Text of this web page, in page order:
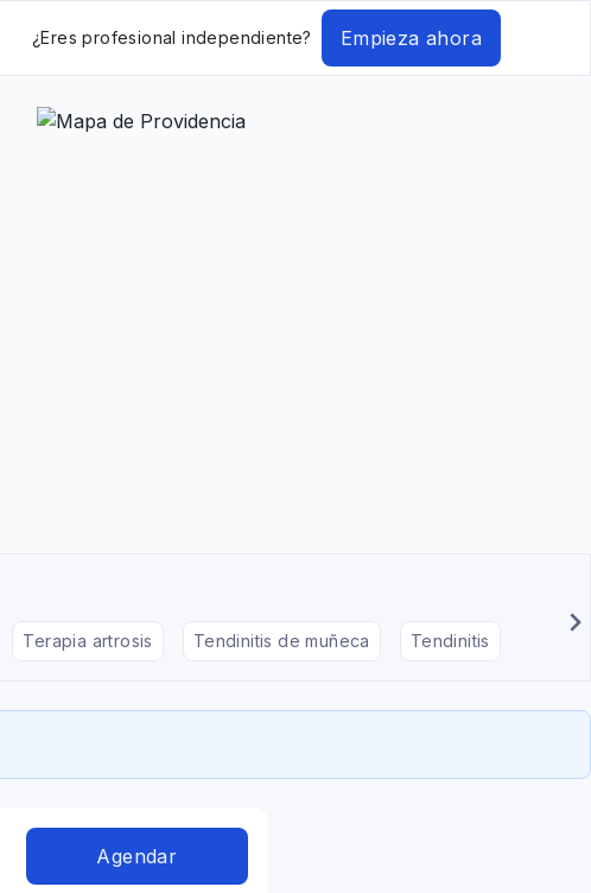
¿Eres profesional independiente? Empieza ahora
Terapia artrosis Tendinitis de muñeca Tendinitis
Agendar